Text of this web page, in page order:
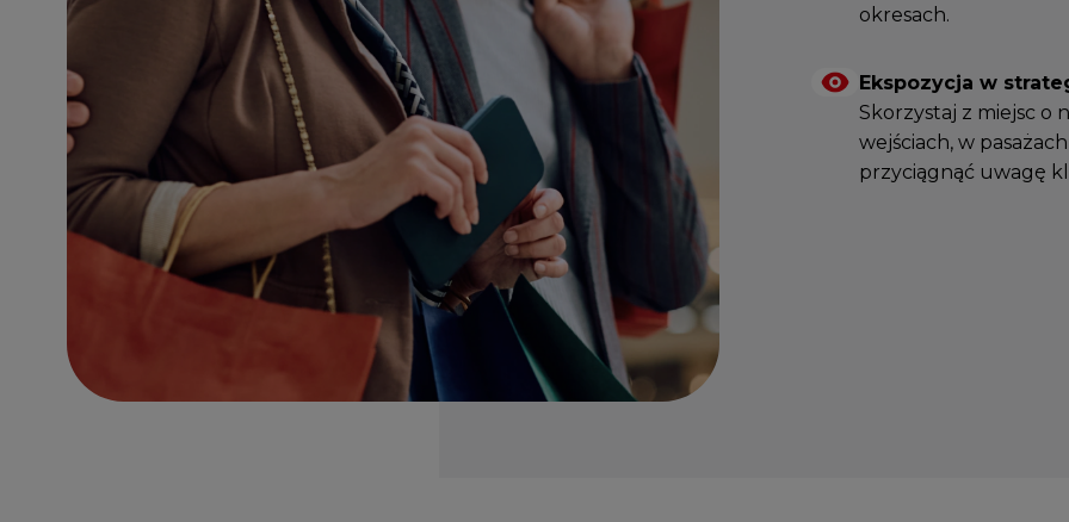
okresach.
Ekspozycja w
Skorzystaj z miejsc o
wejściach, w
przyciągnąć uwagę